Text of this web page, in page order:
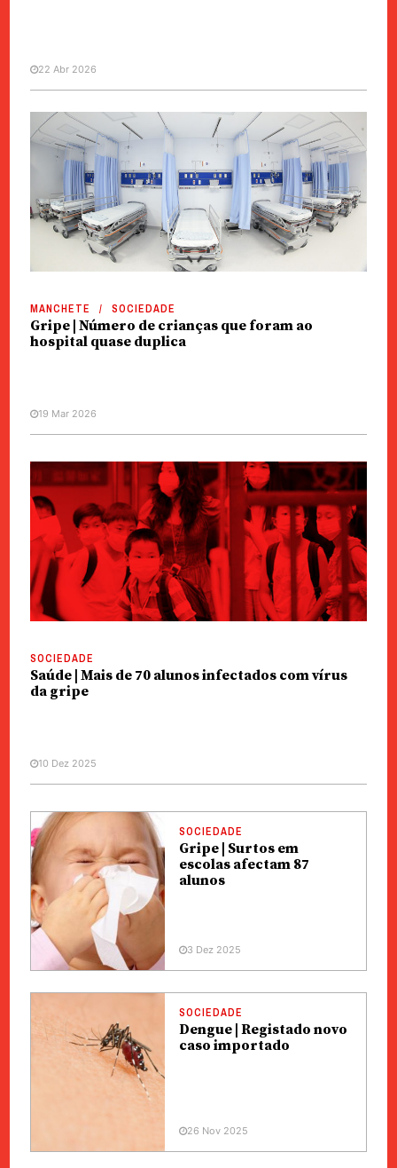
SOCIEDADE
Saúde | Gripe dominou casos em
Março
22 Abr 2026
MANCHETE SOCIEDADE
Gripe | Número de crianças que foram ao
hospital quase duplica
19 Mar 2026
SOCIEDADE
Saúde | Mais de 70 alunos infectados com vírus
da gripe
10 Dez 2025
SOCIEDADE
Gripe | Surtos em
escolas afectam 87
alunos
3 Dez 2025
SOCIEDADE
Dengue | Registado novo
caso importado
26 Nov 2025